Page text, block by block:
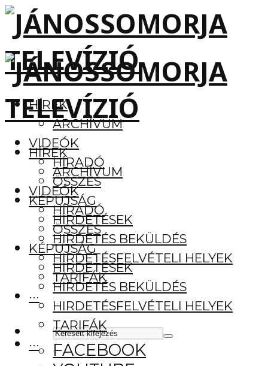
HÍREK
ARCHÍVUM
VIDEÓK
HÍRADÓ
ÖSSZES
KÉPÚJSÁG
HIRDETÉSEK
HIRDETÉS BEKÜLDÉS
HIRDETÉSFELVÉTELI HELYEK
TARIFÁK
···
FACEBOOK
HÍREK
ARCHÍVUM
VIDEÓK
HÍRADÓ
ÖSSZES
KÉPÚJSÁG
HIRDETÉSEK
HIRDETÉS BEKÜLDÉS
HIRDETÉSFELVÉTELI HELYEK
TARIFÁK
···